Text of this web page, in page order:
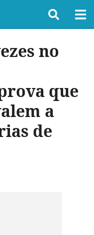
no
que
a
de